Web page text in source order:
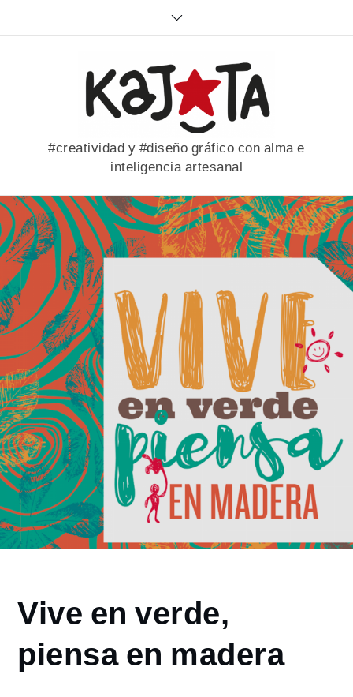
#creatividad y #diseño gráfico con alma e
inteligencia artesanal
Home
2018
diciembre
10
Vive en verde,
piensa en madera